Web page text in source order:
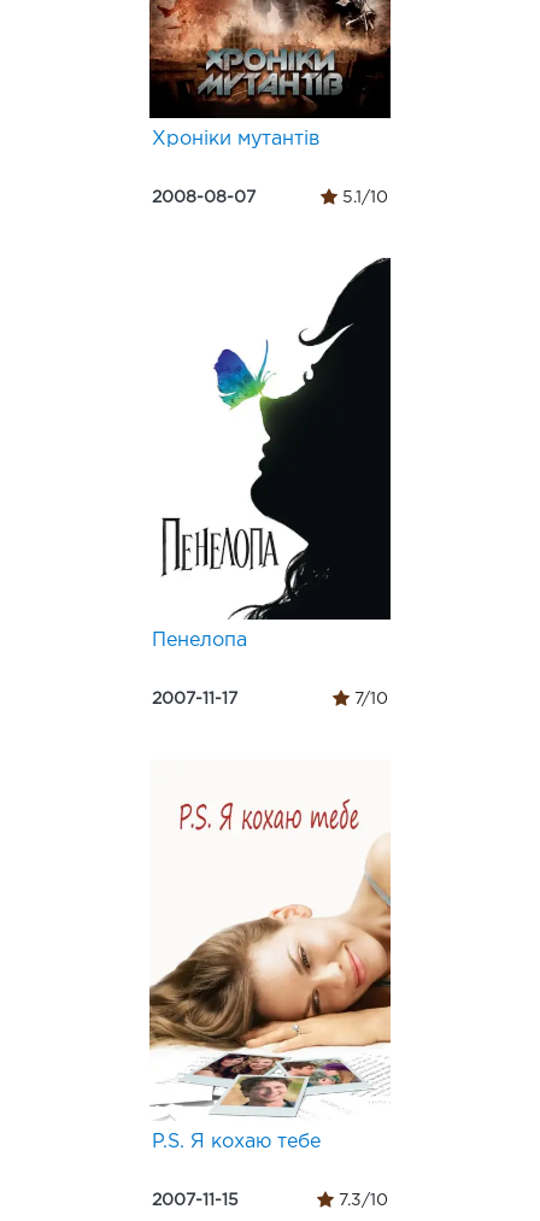
Хроніки мутантів
2008-08-07 5.1/10
Пенелопа
2007-11-17 7/10
P.S. Я кохаю тебе
2007-11-15 7.3/10